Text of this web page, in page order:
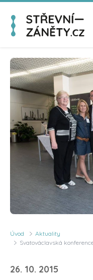
Úvod
Aktuality
Svatováclavská
26. 10. 2015